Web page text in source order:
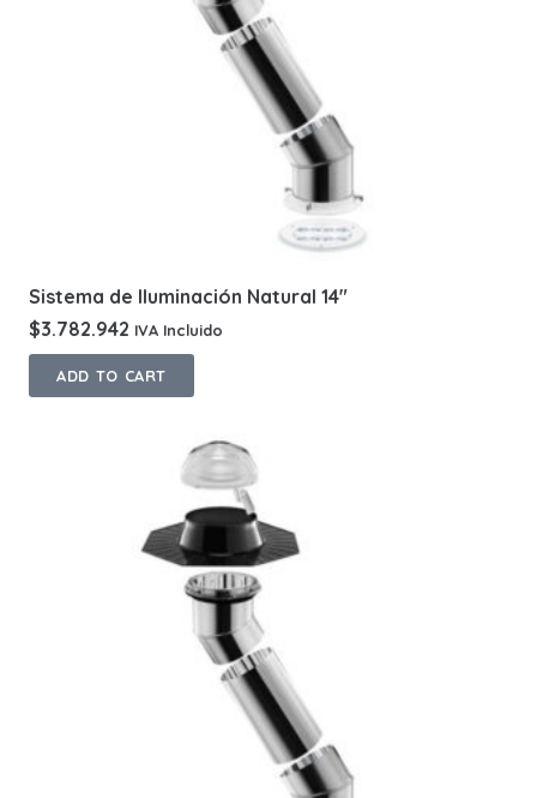
Sistema de Iluminación Natural 14″
$3.782.942 IVA Incluido
ADD TO CART